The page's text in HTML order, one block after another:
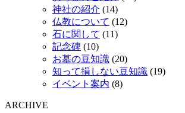
神社の紹介 (14)
仏教について (12)
石に関して (11)
記念碑 (10)
お墓の豆知識 (20)
知って損しない豆知識 (19)
イベント案内 (8)
ARCHIVE